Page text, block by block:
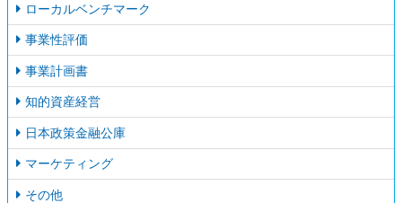
ローカルベンチマーク
事業性評価
事業計画書
知的資産経営
日本政策金融公庫
マーケティング
その他